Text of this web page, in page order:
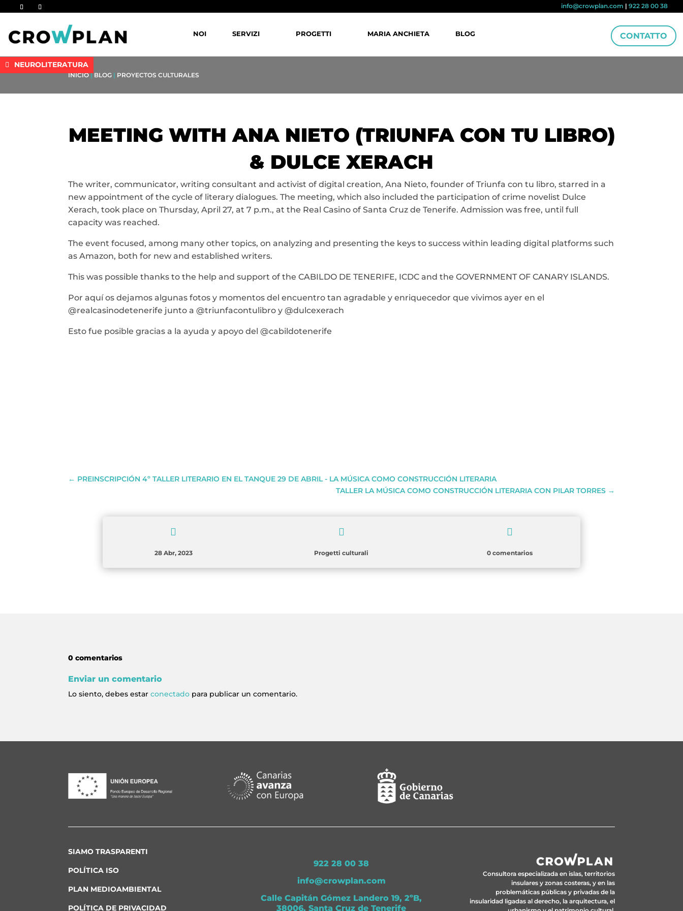
info@crowplan.com | 922 28 00 38
NOI SERVIZI PROGETTI MARIA ANCHIETA BLOG CONTATTO
NEUROLITERATURA
INICIO |BLOG | PROYECTOS CULTURALES
MEETING WITH ANA NIETO (TRIUNFA CON TU LIBRO)
& DULCE XERACH
The writer, communicator, writing consultant and activist of digital creation, Ana Nieto, founder of Triunfa con tu libro, starred in a
new appointment of the cycle of literary dialogues. The meeting, which also included the participation of crime novelist Dulce
Xerach, took place on Thursday, April 27, at 7 p.m., at the Real Casino of Santa Cruz de Tenerife. Admission was free, until full
capacity was reached.
The event focused, among many other topics, on analyzing and presenting the keys to success within leading digital platforms such
as Amazon, both for new and established writers.
This was possible thanks to the help and support of the CABILDO DE TENERIFE, ICDC and the GOVERNMENT OF CANARY ISLANDS.
Por aquí os dejamos algunas fotos y momentos del encuentro tan agradable y enriquecedor que vivimos ayer en el
@realcasinodetenerife junto a @triunfacontulibro y @dulcexerach
Esto fue posible gracias a la ayuda y apoyo del @cabildotenerife
← PREINSCRIPCIÓN 4º TALLER LITERARIO EN EL TANQUE 29 DE ABRIL - LA MÚSICA COMO CONSTRUCCIÓN LITERARIA
TALLER LA MÚSICA COMO CONSTRUCCIÓN LITERARIA CON PILAR TORRES →

28 Abr, 2023

Progetti culturali

0 comentarios
0 comentarios
Enviar un comentario
Lo siento, debes estarconectado para publicar un comentario.
SIAMO TRASPARENTI
POLÍTICA ISO
PLAN MEDIOAMBIENTAL
POLÍTICA DE PRIVACIDAD
922 28 00 38
info@crowplan.com
Calle Capitán Gómez Landero 19, 2ºB,
38006, Santa Cruz de Tenerife
Consultora especializada en islas, territorios
insulares y zonas costeras, y en las
problemáticas públicas y privadas de la
insularidad ligadas al derecho, la arquitectura, el